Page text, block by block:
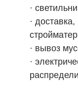
·
·
· вывоз
·